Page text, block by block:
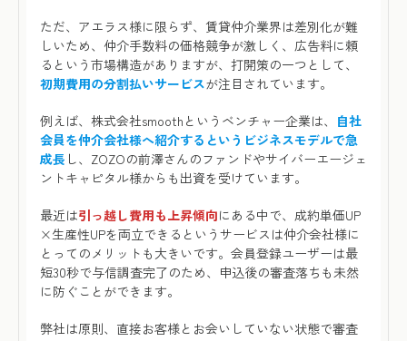
ただ、アエラス様に限らず、賃貸仲介業界は差別化が難
しいため、仲介手数料の価格競争が激しく、広告料に頼
るという市場構造がありますが、打開策の一つとして、
初期費用の分割払いサービスが注目されています。
例えば、株式会社smoothというベンチャー企業は、 自社
会員を仲介会社様へ紹介するというビジネスモデルで急
成長 し、ZOZOの前澤さんのファンドやサイバーエージェ
ントキャピタル様からも出資を受けています。
最近は引っ越し費用も上昇傾向にある中で、成約単価UP
×生産性UPを両立できるというサービスは仲介会社様に
とってのメリットも大きいです。会員登録ユーザーは最
短30秒で与信調査完了のため、申込後の審査落ちも未然
に防ぐことができます。
弊社は原則、直接お客様とお会いしていない状態で審査